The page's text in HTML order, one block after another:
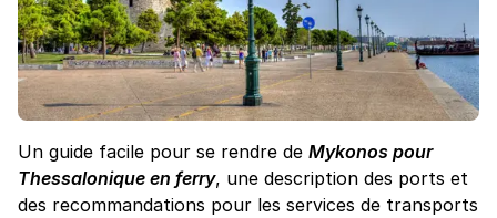
Un guide facile pour se rendre de Mykonos pour
Thessalonique en ferry, une description des ports et
des recommandations pour les services de transports